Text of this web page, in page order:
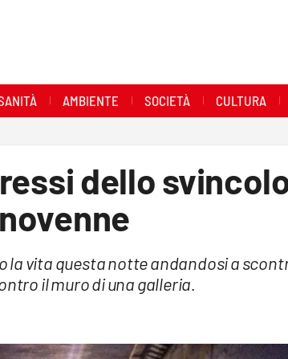
AMBIENTE SOCIETÀ CULTURA
dello
la vita questa notte andandosi a
il muro di una galleria.